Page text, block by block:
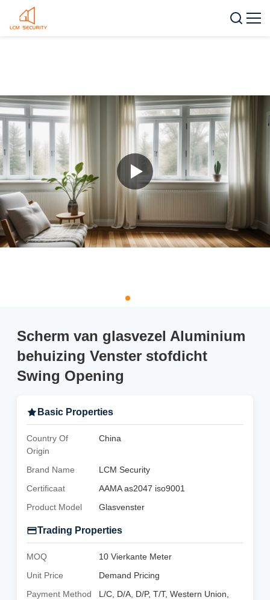
Scherm van glasvezel Aluminium
behuizing Venster stofdicht
Swing Opening
Basic Properties
Country Of
Origin
China
Brand Name
LCM Security
Certificaat
AAMA as2047 iso9001
Product Model
Glasvenster
Trading Properties
MOQ
10 Vierkante Meter
Unit Price
Demand Pricing
Payment Method
L/C, D/A, D/P, T/T, Western Union,